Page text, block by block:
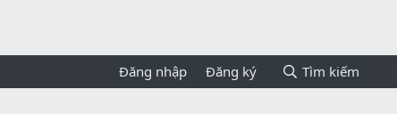
Đăng nhập Đăng ký Tìm kiếm